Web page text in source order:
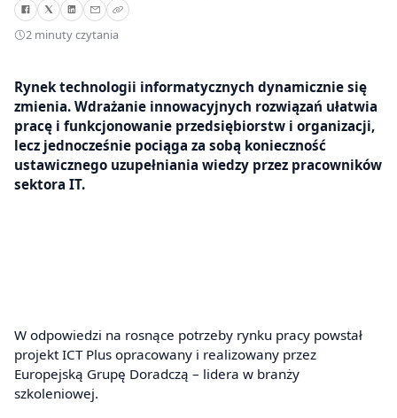
2 minuty czytania
Rynek technologii informatycznych dynamicznie się
zmienia. Wdrażanie innowacyjnych rozwiązań ułatwia
pracę i funkcjonowanie przedsiębiorstw i organizacji,
lecz jednocześnie pociąga za sobą konieczność
ustawicznego uzupełniania wiedzy przez pracowników
sektora IT.
W odpowiedzi na rosnące potrzeby rynku pracy powstał
projekt ICT Plus opracowany i realizowany przez
Europejską Grupę Doradczą – lidera w branży
szkoleniowej.